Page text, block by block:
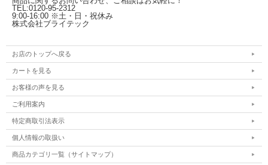
TEL:0120-95-2312
9:00-16:00 ※土・日・祝休み
株式会社ブライテック
お店のトップへ戻る
カートを見る
お客様の声を見る
ご利用案内
特定商取引法表示
個人情報の取扱い
商品カテゴリ一覧（サイトマップ）